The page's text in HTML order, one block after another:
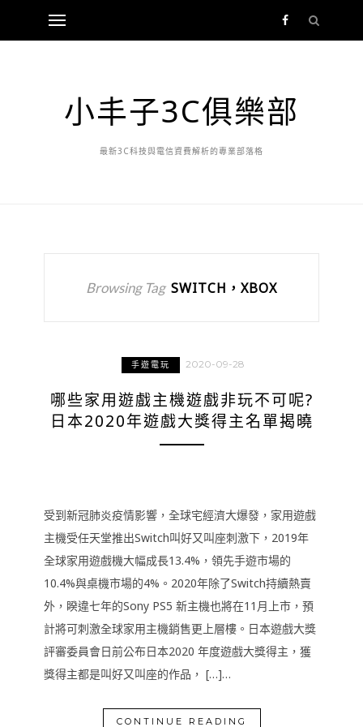
小丰子3C俱樂部
最新3C科技與電信資費解析的專業部落格
Browsing Tag SWITCH，XBOX
手遊電玩 2020-09-28
哪些家用遊戲主機遊戲非玩不可呢?
日本2020年遊戲大獎得主名單揭曉
受到新冠肺炎疫情影響，全球宅經濟大爆發，家用遊戲
主機受任天堂推出Switch叫好又叫座刺激下，2019年
全球家用遊戲機大幅成長13.4%，領先手遊市場的
10.4%與桌機市場的4%。2020年除了Switch持續熱賣
外，睽違七年的Sony PS5 新主機也將在11月上市，預
計將可刺激全球家用主機銷售更上層樓。日本遊戲大獎
評審委員會日前公布日本2020 年度遊戲大獎得主，獲
獎得主都是叫好又叫座的作品， […]…
CONTINUE READING